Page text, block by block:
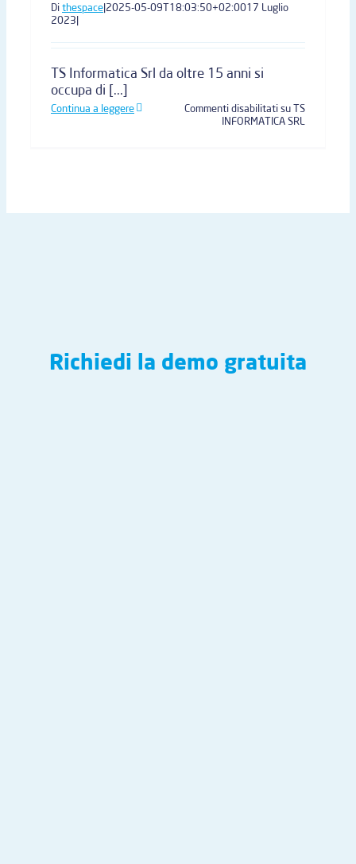
Dithespace|2025-05-09T18:03:50+02:0017 Luglio
2023|
TS Informatica Srl da oltre 15 anni si
occupa di [...]
Continua a leggere Commenti disabilitatisu TS
INFORMATICA SRL
Richiedi la demo gratuita